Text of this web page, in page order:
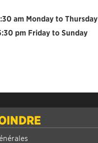
am Monday to Thursday
pm Friday to Sunday